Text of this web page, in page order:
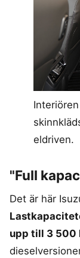
eldriven.
"Full
Det är här
upp till 3 500